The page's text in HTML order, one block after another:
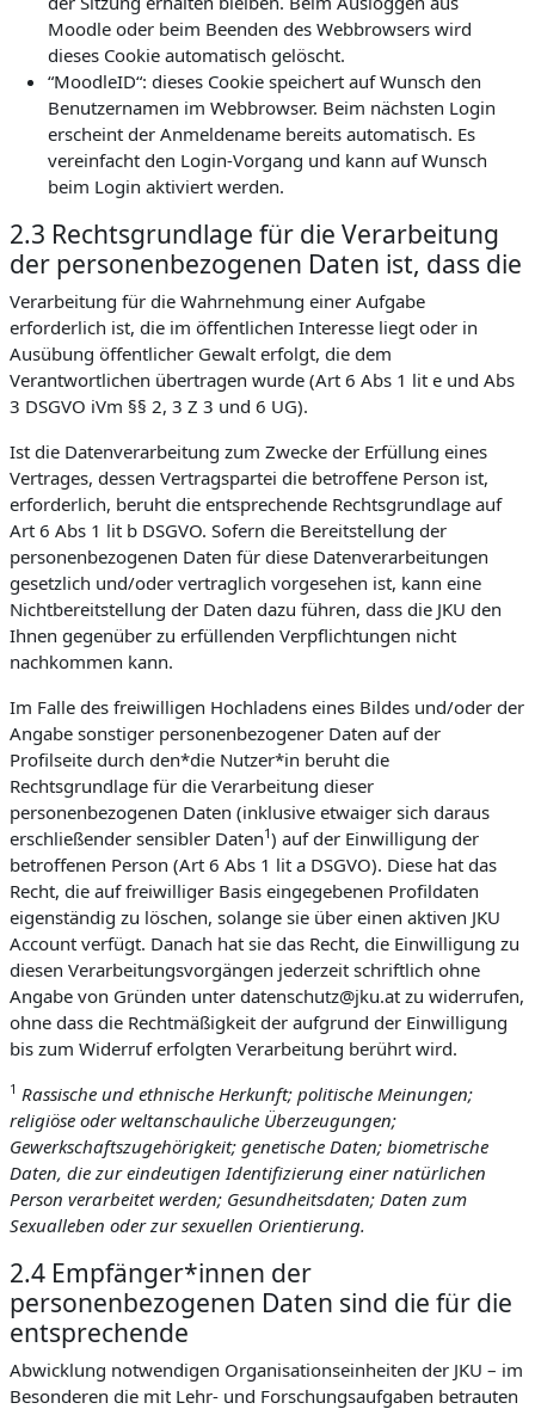
Moodle oder beim Beenden des Webbrowsers wird
dieses Cookie automatisch gelöscht.
“MoodleID“: dieses Cookie speichert auf Wunsch den
Benutzernamen im Webbrowser. Beim nächsten Login
erscheint der Anmeldename bereits automatisch. Es
vereinfacht den Login-Vorgang und kann auf Wunsch
beim Login aktiviert werden.
2.3 Rechtsgrundlage für die Verarbeitung
der personenbezogenen Daten ist, dass die
Verarbeitung für die Wahrnehmung einer Aufgabe
erforderlich ist, die im öffentlichen Interesse liegt oder in
Ausübung öffentlicher Gewalt erfolgt, die dem
Verantwortlichen übertragen wurde (Art 6 Abs 1 lit e und Abs
3 DSGVO iVm §§ 2, 3 Z 3 und 6 UG).
Ist die Datenverarbeitung zum Zwecke der Erfüllung eines
Vertrages, dessen Vertragspartei die betroffene Person ist,
erforderlich, beruht die entsprechende Rechtsgrundlage auf
Art 6 Abs 1 lit b DSGVO. Sofern die Bereitstellung der
personenbezogenen Daten für diese Datenverarbeitungen
gesetzlich und/oder vertraglich vorgesehen ist, kann eine
Nichtbereitstellung der Daten dazu führen, dass die JKU den
Ihnen gegenüber zu erfüllenden Verpflichtungen nicht
nachkommen kann.
Im Falle des freiwilligen Hochladens eines Bildes und/oder der
Angabe sonstiger personenbezogener Daten auf der
Profilseite durch den*die Nutzer*in beruht die
Rechtsgrundlage für die Verarbeitung dieser
personenbezogenen Daten (inklusive etwaiger sich daraus
erschließender sensibler Daten1) auf der Einwilligung der
betroffenen Person (Art 6 Abs 1 lit a DSGVO). Diese hat das
Recht, die auf freiwilliger Basis eingegebenen Profildaten
eigenständig zu löschen, solange sie über einen aktiven JKU
Account verfügt. Danach hat sie das Recht, die Einwilligung zu
diesen Verarbeitungsvorgängen jederzeit schriftlich ohne
Angabe von Gründen unter datenschutz@jku.at zu widerrufen,
ohne dass die Rechtmäßigkeit der aufgrund der Einwilligung
bis zum Widerruf erfolgten Verarbeitung berührt wird.
1 Rassische und ethnische Herkunft; politische Meinungen;
religiöse oder weltanschauliche Überzeugungen;
Gewerkschaftszugehörigkeit; genetische Daten; biometrische
Daten, die zur eindeutigen Identifizierung einer natürlichen
Person verarbeitet werden; Gesundheitsdaten; Daten zum
Sexualleben oder zur sexuellen Orientierung.
2.4 Empfänger*innen der
personenbezogenen Daten sind die für die
entsprechende
Abwicklung notwendigen Organisationseinheiten der JKU – im
Besonderen die mit Lehr- und Forschungsaufgaben betrauten